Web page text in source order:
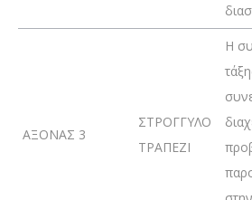
ΑΞΟΝΑΣ 3
ΣΤΡΟΓΓΥΛΟ
ΤΡΑΠΕΖΙ
Η